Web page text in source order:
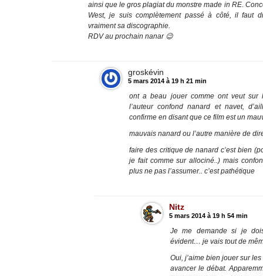
ainsi que le gros plagiat du monstre made in RE.
West, je suis complètement passé à côté, il faut
vraiment sa discographie.
RDV au prochain nanar 😉
groskévin
5 mars 2014 à 19 h 21 min
ont a beau jouer comme ont veut sur
l’auteur confond nanard et navet,
confirme en disant que ce film est un
mauvais nanard ou l’autre manière de
faire des critique de nanard c’est bien
je fait comme sur allociné..) mais
plus ne pas l’assumer.. c’est pathétique
Nitz
5 mars 2014 à 19 h 54 min
Je me demande si je
évident… je vais tout de
Oui, j’aime bien jouer sur
avancer le débat.